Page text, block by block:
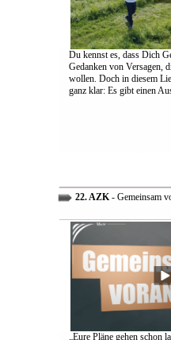
Du kennst es, dass Dich
Gedanken von Versagen,
wollen. Doch in diesem
ganz klar: Es gibt einen
22. AZK- Gemeinsam
„Eure Pläne gehen schon